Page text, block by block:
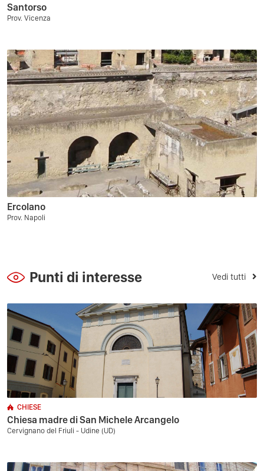
Santorso
Prov. Vicenza
Ercolano
Prov. Napoli
Punti di interesse Vedi tutti
CHIESE
Chiesa madre di San Michele Arcangelo
Cervignano del Friuli - Udine (UD)